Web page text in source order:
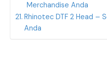
Merchandise Anda
Rhinotec DTF 2 Head –
Anda